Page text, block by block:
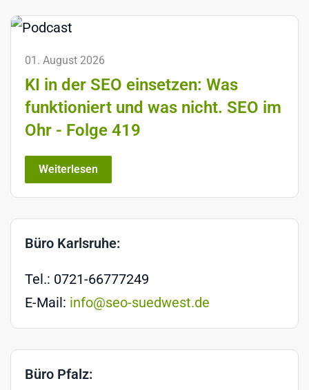
01. August 2026
KI in der SEO einsetzen: Was
funktioniert und was nicht. SEO im
Ohr - Folge 419
Weiterlesen
Büro Karlsruhe:
Tel.: 0721-66777249
E-Mail: info@seo-suedwest.de
Büro Pfalz: